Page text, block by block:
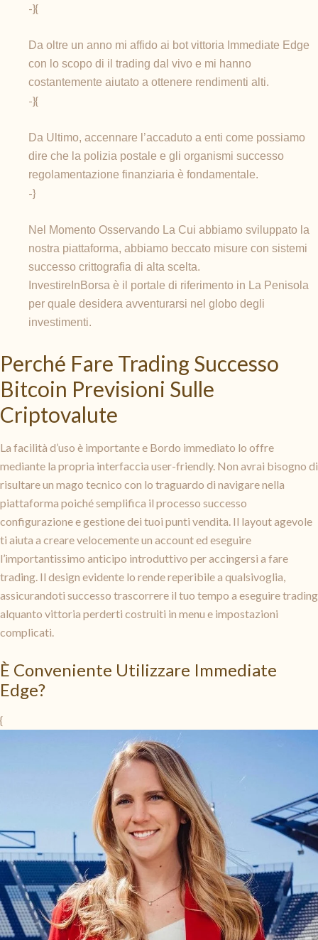
-}{
Da oltre un anno mi affido ai bot vittoria Immediate Edge
con lo scopo di il trading dal vivo e mi hanno
costantemente aiutato a ottenere rendimenti alti.
-}{
Da Ultimo, accennare l’accaduto a enti come possiamo
dire che la polizia postale e gli organismi successo
regolamentazione finanziaria è fondamentale.
-}
Nel Momento Osservando La Cui abbiamo sviluppato la
nostra piattaforma, abbiamo beccato misure con sistemi
successo crittografia di alta scelta.
InvestireInBorsa è il portale di riferimento in La Penisola
per quale desidera avventurarsi nel globo degli
investimenti.
Perché Fare Trading Successo
Bitcoin Previsioni Sulle
Criptovalute
La facilità d’uso è importante e Bordo immediato lo offre
mediante la propria interfaccia user-friendly. Non avrai bisogno di
risultare un mago tecnico con lo traguardo di navigare nella
piattaforma poiché semplifica il processo successo
configurazione e gestione dei tuoi punti vendita. Il layout agevole
ti aiuta a creare velocemente un account ed eseguire
l’importantissimo anticipo introduttivo per accingersi a fare
trading. Il design evidente lo rende reperibile a qualsivoglia,
assicurandoti successo trascorrere il tuo tempo a eseguire trading
alquanto vittoria perderti costruiti in menu e impostazioni
complicati.
È Conveniente Utilizzare Immediate
Edge?
{